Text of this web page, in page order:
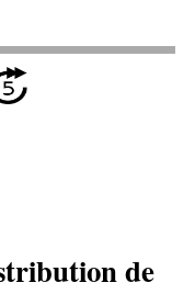
de